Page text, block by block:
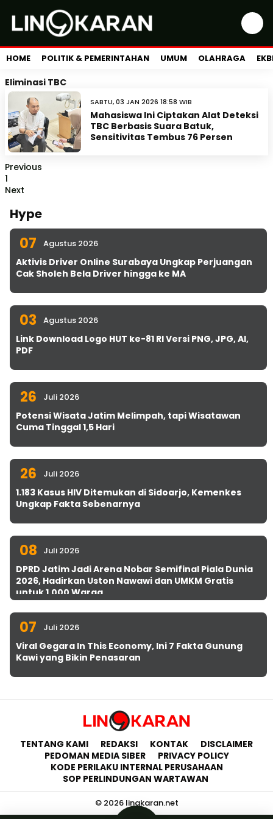
HOME POLITIK & PEMERINTAHAN UMUM OLAHRAGA
Eliminasi TBC
SABTU, 03 JAN 2026 18:58 WIB
Mahasiswa Ini Ciptakan Alat Deteksi
TBC Berbasis Suara Batuk,
Sensitivitas Tembus 76 Persen
Previous
1
Next
Hype
07 Agustus 2026
Aktivis Driver Online Surabaya Ungkap Perjuangan
Cak Sholeh Bela Driver hingga ke MA
03 Agustus 2026
Link Download Logo HUT ke-81 RI Versi PNG, JPG, AI,
PDF
26 Juli 2026
Potensi Wisata Jatim Melimpah, tapi Wisatawan
Cuma Tinggal 1,5 Hari
26 Juli 2026
1.183 Kasus HIV Ditemukan di Sidoarjo, Kemenkes
Ungkap Fakta Sebenarnya
08 Juli 2026
DPRD Jatim Jadi Arena Nobar Semifinal Piala Dunia
2026, Hadirkan Uston Nawawi dan UMKM Gratis
untuk 1.000 Warga
07 Juli 2026
Viral Gegara In This Economy, Ini 7 Fakta Gunung
Kawi yang Bikin Penasaran
TENTANG KAMI REDAKSI KONTAK
DISCLAIMER
PEDOMAN MEDIA SIBER
PRIVACY POLICY
KODE PERILAKU INTERNAL PERUSAHAAN
SOP PERLINDUNGAN WARTAWAN
© 2026 lingkaran.net